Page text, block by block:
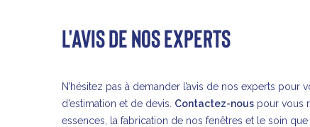
L'AVIS DE NOS EXPERTS
N’hésitez pas à demander l’avis de nos experts
d’estimation et de devis. Contactez-nous pour vous
essences, la fabrication de nos fenêtres et le soin